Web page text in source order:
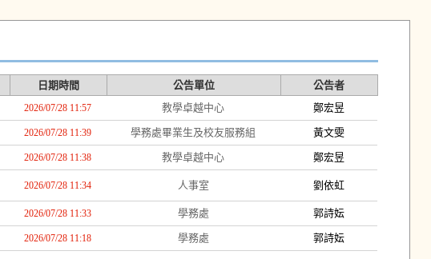
日期時間 公告單位 公告者
2026/07/28 11:57 教學卓越中心 鄭宏昱
2026/07/28 11:39 學務處畢業生及校友服務組 黃文雯
2026/07/28 11:38 教學卓越中心 鄭宏昱
2026/07/28 11:34 人事室 劉依虹
2026/07/28 11:33 學務處 郭詩妘
2026/07/28 11:18 學務處 郭詩妘